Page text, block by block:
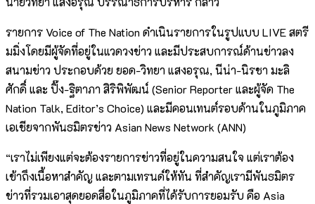
รายการ Voice of The Nation ดำเนินรายการในรูปแบบ LIVE สตรี
มมิ่งโดยมีผู้จัดที่อยู่ในแวดวงข่าว และมีประสบการณ์ด้านข่าวลง
สนามข่าว ประกอบด้วย ยอด-วิทยา แสงอรุณ, นีน่า-นิรชา มะลิ
ศักดิ์ และ ปิ๊ง-ฐิตาภา สิริพิพัฒน์ (Senior Reporter และผู้จัด The
Nation Talk, Editor’s Choice) และมีคอนเทนต์รอบด้านในภูมิภาค
เอเชียจากพันธมิตรข่าว Asian News Network (ANN)
“เราไม่เพียงแต่จะต้องรายการข่าวที่อยู่ในความสนใจ แต่เราต้อง
เข้าถึงเนื้อหาสำคัญ และตามเทรนด์ให้ทัน ที่สำคัญเรามีพันธมิตร
ข่าวที่รวมเอาสุดยอดสื่อในภูมิภาคที่ได้รับการยอมรับ คือ Asia